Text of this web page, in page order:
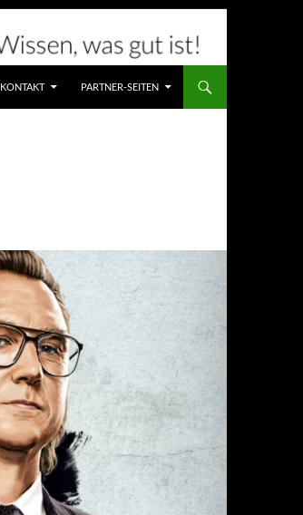
KONTAKT PARTNER-SEITEN